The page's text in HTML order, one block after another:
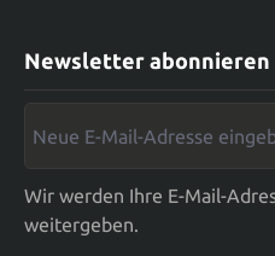
Newsletter abonnieren
Wir werden Ihre E-Mail-
weitergeben.